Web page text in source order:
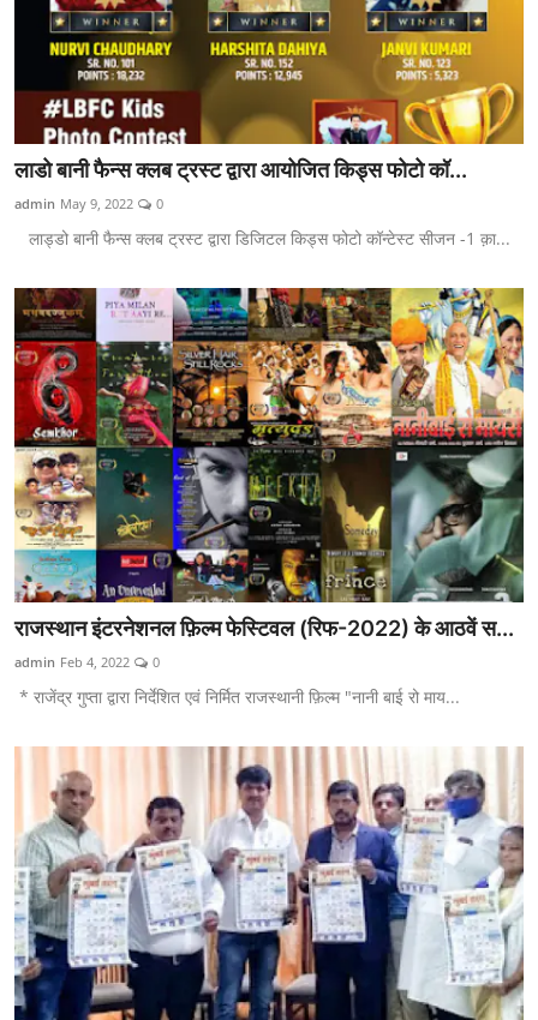
लाडो बानी फैन्स क्लब ट्रस्ट द्वारा आयोजित किड्स फोटो कॉ...
admin May 9, 2022 0
लाड्डो बानी फैन्स क्लब ट्रस्ट द्वारा डिजिटल किड्स फोटो कॉन्टेस्ट सीजन -1 क़ा...
राजस्थान इंटरनेशनल फ़िल्म फेस्टिवल (रिफ-2022) के आठवें स...
admin Feb 4, 2022 0
* राजेंद्र गुप्ता द्वारा निर्देशित एवं निर्मित राजस्थानी फ़िल्म "नानी बाई रो माय...